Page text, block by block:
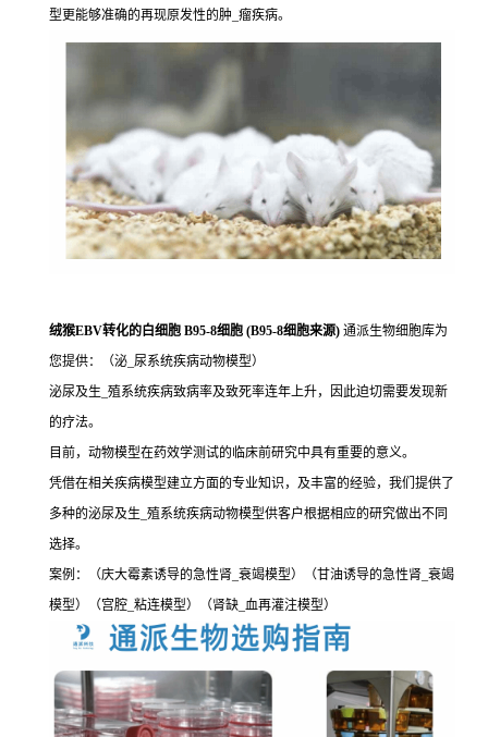
型更能够准确的再现原发性的肿_瘤疾病。
绒猴EBV转化的白细胞 B95-8细胞 (B95-8细胞来源) 通派生物细胞库为
您提供：（泌_尿系统疾病动物模型）
泌尿及生_殖系统疾病致病率及致死率连年上升，因此迫切需要发现新
的疗法。
目前，动物模型在药效学测试的临床前研究中具有重要的意义。
凭借在相关疾病模型建立方面的专业知识，及丰富的经验，我们提供了
多种的泌尿及生_殖系统疾病动物模型供客户根据相应的研究做出不同
选择。
案例：（庆大霉素诱导的急性肾_衰竭模型）（甘油诱导的急性肾_衰竭
模型）（宫腔_粘连模型）（肾缺_血再灌注模型）